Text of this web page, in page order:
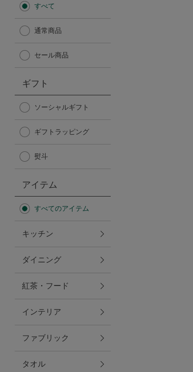
Afternoon Tea TEAROOM
Afternoon Tea TEAROOM
日傘
保冷バッグ
無重力シリーズ
トラベルグッズ
ランチ
バッグ
キッチン・ダイニング
すべて
通常商品
セール商品
ギフト
ソーシャルギフト
ギフトラッピング
熨斗
アイテム
すべてのアイテム
キッチン
ダイニング
紅茶・フード
インテリア
ファブリック
タオル